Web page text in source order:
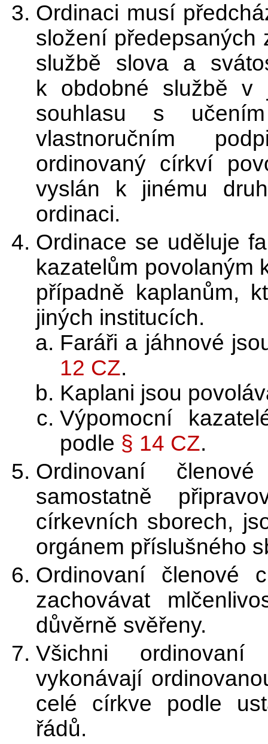
Ordinaci musí
složení předepsaných
službě slova a
k obdobné službě v
souhlasu s
vlastnoručním
ordinovaný církví
vyslán k jinému
ordinaci.
Ordinace se uděluje
kazatelům povolaným
případně kaplanům,
jiných institucích.
Faráři a jáhnové
12 CZ.
Kaplani jsou
Výpomocní
podle § 14 CZ.
Ordinovaní
samostatně
církevních sborech,
orgánem příslušného
Ordinovaní členové
zachovávat
důvěrně svěřeny.
Všichni
vykonávají
celé církve podle
řádů.